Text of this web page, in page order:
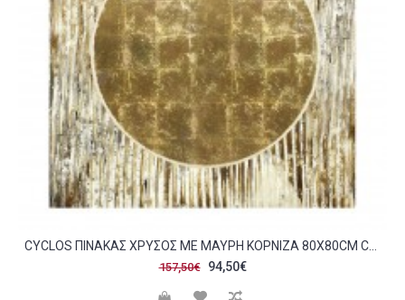
157,50€ 94,50€